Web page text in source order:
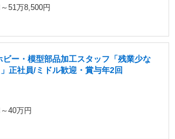
51万8,500円
ー・模型部品加工スタッフ「残業少な
正社員/ミドル歓迎・賞与年2回
40万円